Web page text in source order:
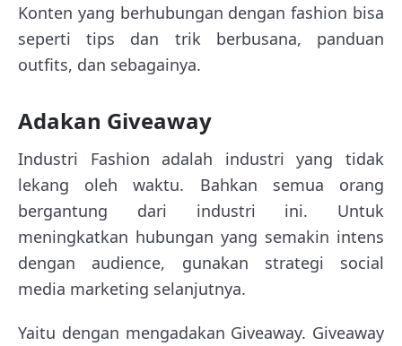
Konten yang berhubungan dengan fashion bisa
seperti tips dan trik berbusana, panduan
outfits, dan sebagainya.
Adakan Giveaway
Industri Fashion adalah industri yang tidak
lekang oleh waktu. Bahkan semua orang
bergantung dari industri ini. Untuk
meningkatkan hubungan yang semakin intens
dengan audience, gunakan strategi social
media marketing selanjutnya.
Yaitu dengan mengadakan Giveaway. Giveaway